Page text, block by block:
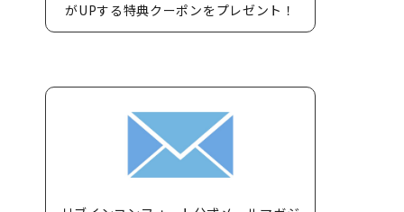
がUPする特典クーポンをプレゼント！